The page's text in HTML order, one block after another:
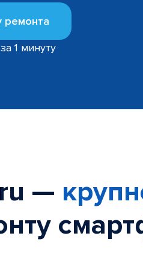
ремонта
1 минуту
—